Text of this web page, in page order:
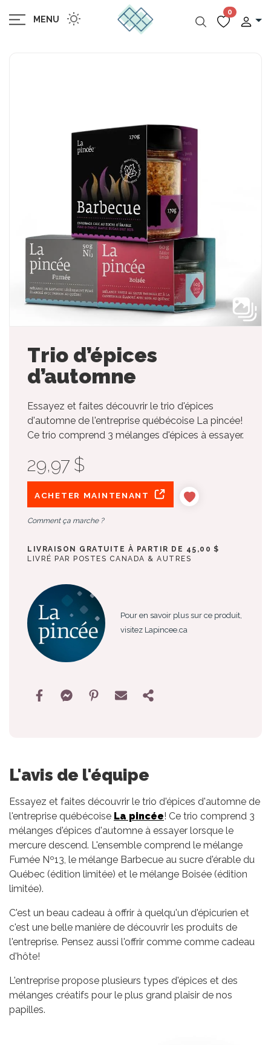
MENU
0
Trio d’épices
d’automne
Essayez et faites découvrir le trio d'épices
d'automne de l'entreprise québécoise La pincée!
Ce trio comprend 3 mélanges d'épices à essayer.
29,97 $
ACHETER MAINTENANT
Comment ça marche ?
LIVRAISON GRATUITE À PARTIR DE 45,00 $
LIVRÉ PAR POSTES CANADA & AUTRES
Pour en savoir plus sur ce produit,
visitez Lapincee.ca
L'avis de l'équipe
Essayez et faites découvrir le trio d'épices d'automne de
l'entreprise québécoise La pincée! Ce trio comprend 3
mélanges d'épices d'automne à essayer lorsque le
mercure descend. L'ensemble comprend le mélange
Fumée Nº13, le mélange Barbecue au sucre d'érable du
Québec (édition limitée) et le mélange Boisée (édition
limitée).
C'est un beau cadeau à offrir à quelqu'un d'épicurien et
c'est une belle manière de découvrir les produits de
l'entreprise. Pensez aussi l'offrir comme comme cadeau
d'hôte!
L'entreprise propose plusieurs types d'épices et des
mélanges créatifs pour le plus grand plaisir de nos
papilles.